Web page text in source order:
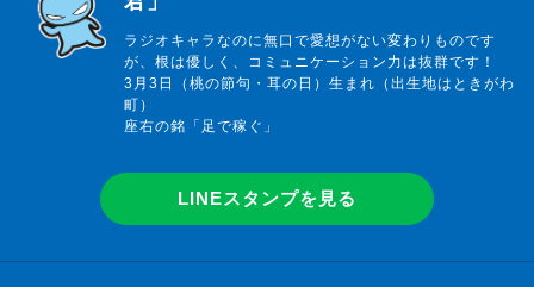
ラジオキャラなのに無口で愛想がない変わりものです
が、根は優しく、コミュニケーション力は抜群です！
3月3日（桃の節句・耳の日）生まれ（出生地はときがわ
町）
座右の銘「足で稼ぐ」
LINEスタンプを見る